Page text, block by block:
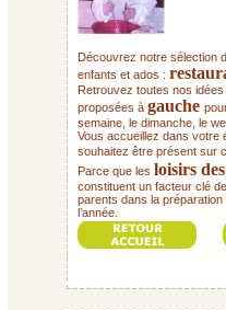
Découvrez notre sélection
enfants et ados :
Retrouvez toutes nos
proposées à gauche
semaine, le dimanche, le
Vous accueillez dans votre
souhaitez être présent sur
Parce que les loisirs
constituent un facteur clé
parents dans la
l’année